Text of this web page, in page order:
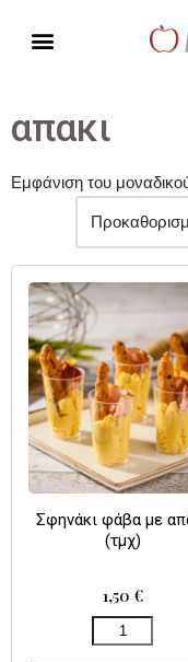
απακι
Εμφάνιση του
Σφηνάκι φάβα με
(τμχ)
1,50 €